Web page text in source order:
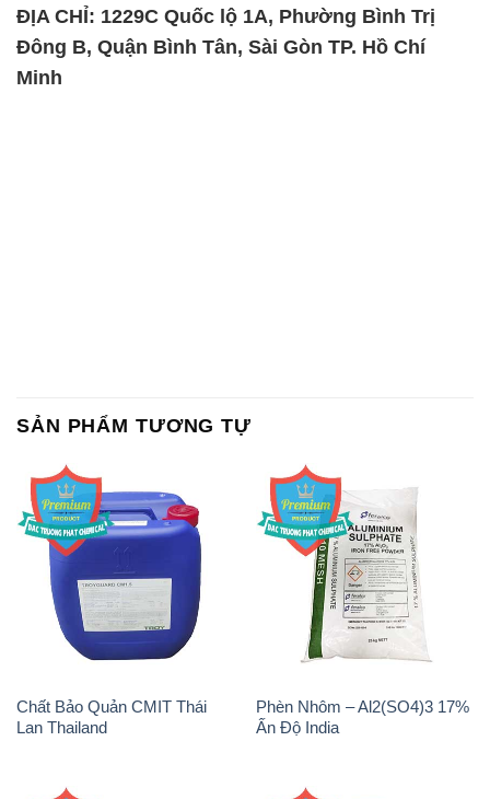
ĐỊA CHỈ: 1229C Quốc lộ 1A, Phường Bình Trị
Đông B, Quận Bình Tân, Sài Gòn TP. Hồ Chí
Minh
SẢN PHẨM TƯƠNG TỰ
Chất Bảo Quản CMIT Thái
Lan Thailand
Phèn Nhôm – Al2(SO4)3 17%
Ấn Độ India